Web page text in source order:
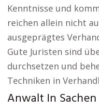
Kenntnisse und
reichen allein nicht
ausgeprägtes
Gute Juristen sind
durchsetzen und
Techniken in
Anwalt In